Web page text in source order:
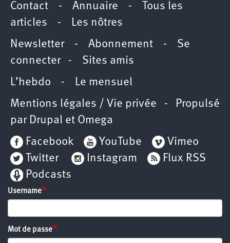
Contact - Annuaire -
Tous les
articles - Les nôtres
Newsletter- Abonnement - Se
connecter- Sites amis
L’hebdo - Le mensuel
Mentions légales / Vie privée - Propulsé
par Drupal et Omega
Facebook
YouTube
Vimeo
Twitter
Instagram
Flux RSS
Podcasts
Username
Mot de passe